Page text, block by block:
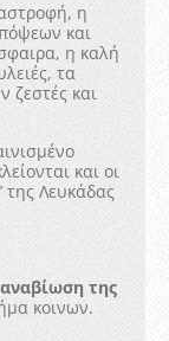
η
και
η καλή
τα
ζεστές και
και οι
της Λευκάδας
αναβίωση της
κοινων.